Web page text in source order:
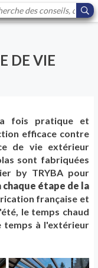
DE VIE
fois pratique et
efficace contre
de vie extérieur
sont fabriquées
by TRYBA pour
étape de la
française et
le temps chaud
temps à l'extérieur